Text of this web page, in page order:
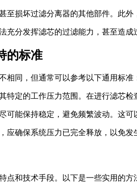
至损坏过滤分离器的其他部件。此
充分发挥滤芯的过滤能力，甚至造成
的标准
相同，但通常可以参考以下通用标准
特定的工作压力范围。在进行滤芯
可能保持稳定，避免频繁波动。这
应确保系统压力已完全释放，以免发
点和技术手段。以下是一些实用的方